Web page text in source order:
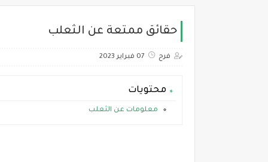
حقائق ممتعة عن الثعلب
فرح 07 فبراير 2023
محتويات
معلومات عن الثعلب